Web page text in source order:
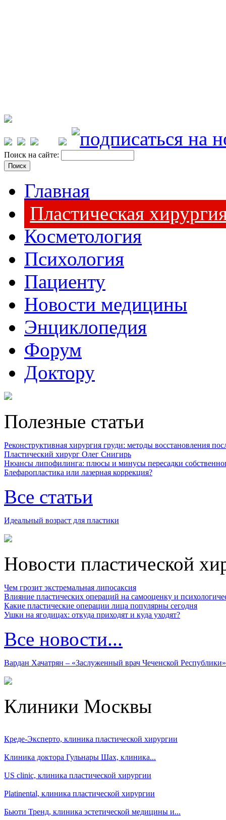
Поиск на сайте:
Главная
Пластическая
Косметология
Психология
Пациенту
Новости медицины
Энциклопедия
Форум
Доктору
Полезные статьи
Реконструктивная хирургия груди: методы восстановления
Пластический хирург Олег Снигирь
Нюансы липофилинга: плюсы и минусы пересадки
Блефаропластика или лазерная коррекция?
Все статьи
Идеальный возраст для пластики
Новости пластической
Чем грозит экстремальная липосаксия
Влияние пластических операций на самооценку и
Какие пластические операции лица популярны сегодня
Ушки на ягодицах: откуда приходят и куда уходят?
Все новости...
Вардан Хачатрян – «Заслуженный врач Чеченской Республики»
Клиники Москвы
Креде-Эксперто, клиника пластической хирургии
Клиника доктора Гульнары Шах, клиника...
US clinic, клиника пластической хирургии
Platinental, клиника пластической хирургии
Бьюти Тренд, клиника эстетической медицины и...